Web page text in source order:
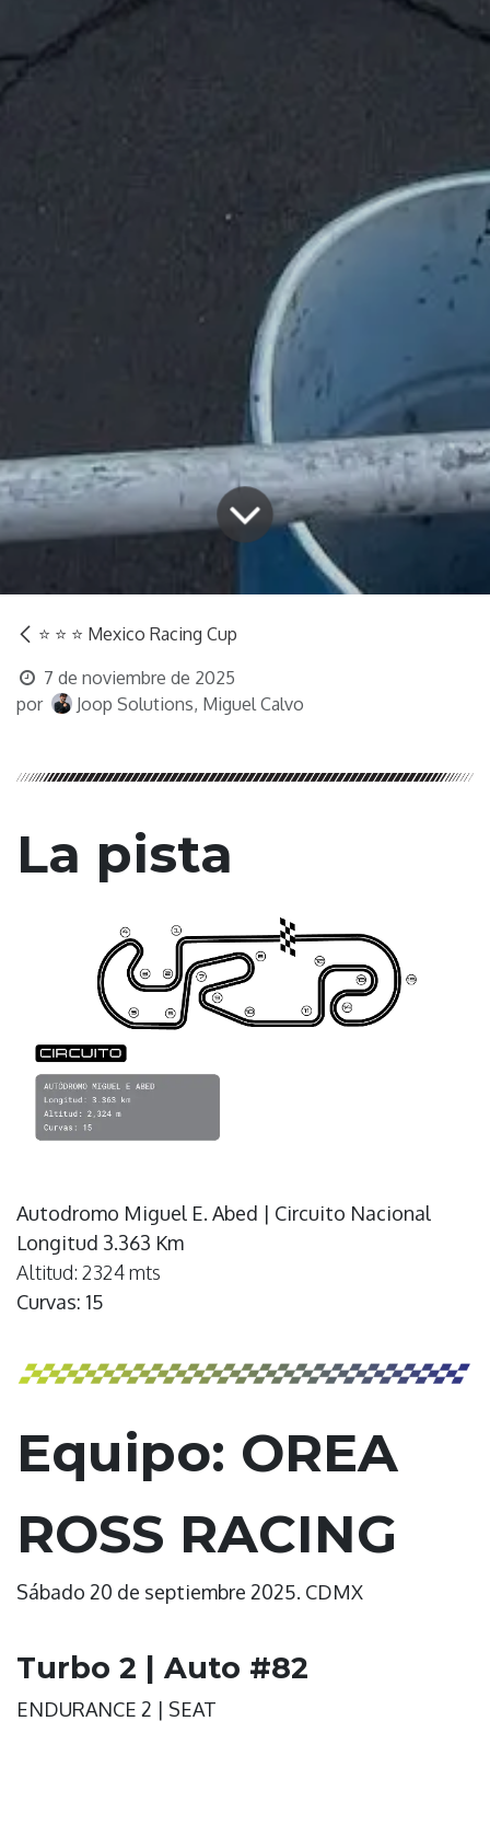
⭐️ ⭐️ ⭐️ Mexico Racing Cup
7 de noviembre de 2025
por
Joop Solutions, Miguel Calvo
La pista
Autodromo Miguel E. Abed | Circuito Nacional
Longitud 3.363 Km
Altitud: 2324 mts
Curvas: 15
Equipo: OREA
ROSS RACING
Sábado 20 de septiembre 2025. CDMX
Turbo 2 | Auto #82
ENDURANCE 2 | SEAT